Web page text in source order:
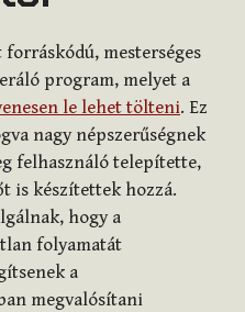
mesterséges
program, melyet a
le lehet tölteni. Ez
nagy népszerűségnek
felhasználó telepítette,
is készítettek hozzá.
hogy a
folyamatát
a
megvalósítani